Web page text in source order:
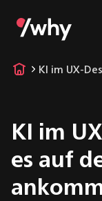
KI im UX-
KI im
es auf